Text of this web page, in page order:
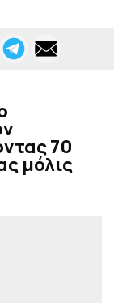
70
μόλις